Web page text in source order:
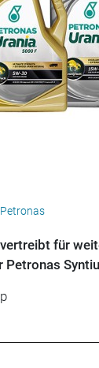
für
Petronas